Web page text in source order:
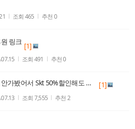
조회 465 추천 0
링크 [1]
조회 491 추천0
일기) 아웃백 평생 한번밖에 안가봤어서 Skt 50%할인해도 잘몰라서 안감 [1]
조회 7,555 추천 2